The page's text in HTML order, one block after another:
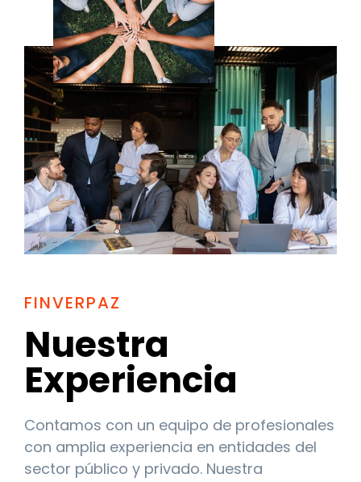
FINVERPAZ
Nuestra
Experiencia
Contamos con un equipo de profesionales
con amplia experiencia en entidades del
sector público y privado. Nuestra